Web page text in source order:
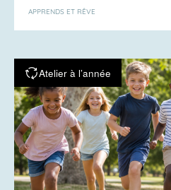
APPRENDS ET RÊVE
Atelier à l’année